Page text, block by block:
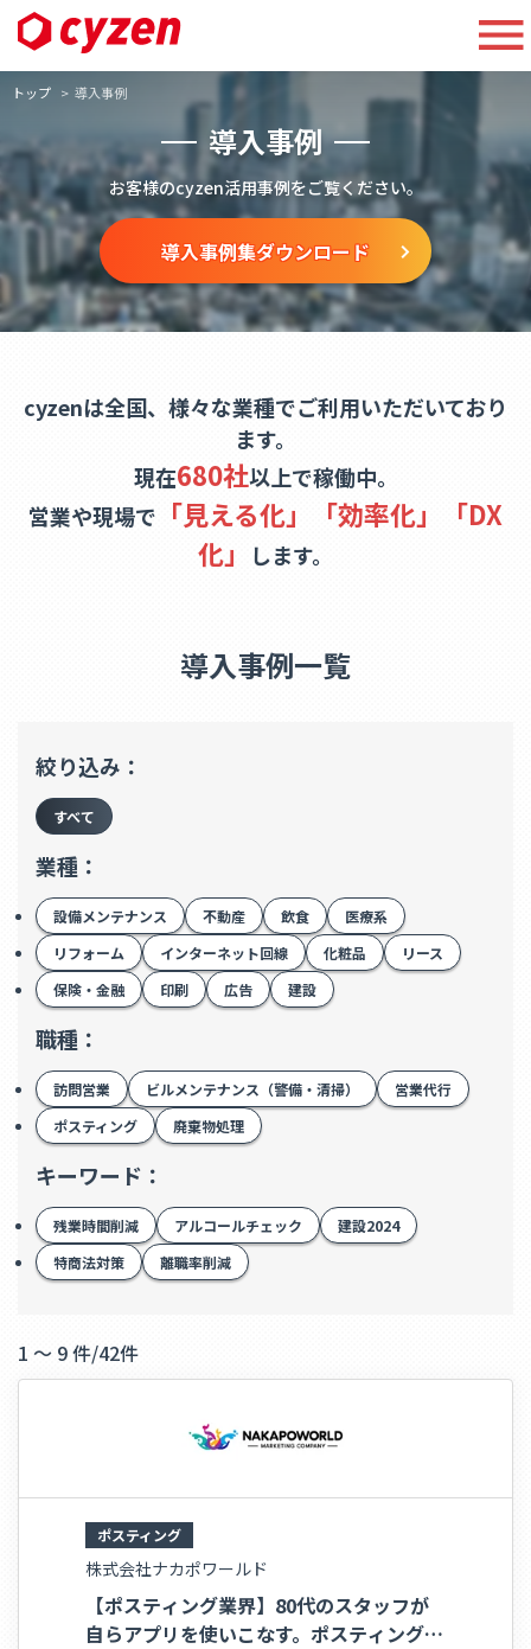
トップ 導入事例
導入事例
お客様のcyzen活用事例をご覧ください。
導入事例集ダウンロード
cyzenは全国、様々な業種でご利用いただいており
ます。
現在680社以上で稼働中。
営業や現場で 「見える化」「効率化」「DX
化」
します。
導入事例一覧
絞り込み：
すべて
業種：
設備メンテナンス 不動産 飲食
医療系
リフォーム
インターネット回線 化粧品
リース
保険・金融
印刷 広告 建設
職種：
訪問営業 ビルメンテナンス（警備・清掃）
営業代行
ポスティング
廃棄物処理
キーワード：
残業時間削減 アルコールチェック
建設2024
特商法対策
離職率削減
1 ～ 9 件/42件
ポスティング
株式会社ナカポワールド
【ポスティング業界】80代のスタッフが
自らアプリを使いこなす。ポスティングの